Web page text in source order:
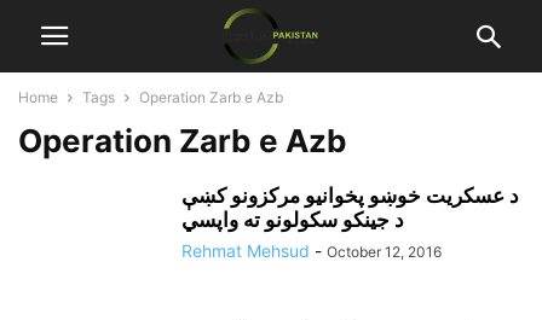
Home Tags Operation Zarb e Azb
Operation Zarb e Azb
د عسکريت خوښو پخوانيو مرکزونو کښې
د جينکو سکولونو ته واپسي
Rehmat Mehsud - October 12, 2016